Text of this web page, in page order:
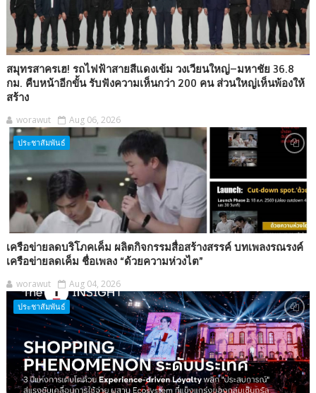
สมุทรสาครเฮ! รถไฟฟ้าสายสีแดงเข้ม วงเวียนใหญ่–มหาชัย 36.8
กม. คืบหน้าอีกขั้น รับฟังความเห็นกว่า 200 คน ส่วนใหญ่เห็นพ้องให้
สร้าง
worawut Aug 06, 2026
ประชาสัมพันธ์
เครือข่ายลดบริโภคเค็ม ผลิตกิจกรรมสื่อสร้างสรรค์ บทเพลงรณรงค์
เครือข่ายลดเค็ม ชื่อเพลง “ด้วยความห่วงไต”
worawut Aug 04, 2026
ประชาสัมพันธ์